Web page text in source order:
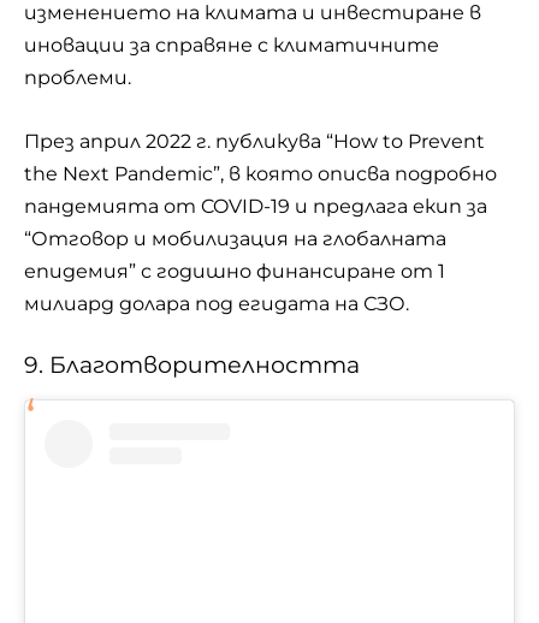
изменението на климата и инвестиране в
иновации за справяне с климатичните
проблеми.
През април 2022 г. публикува “How to Prevent
the Next Pandemic”, в която описва подробно
пандемията от COVID-19 и предлага екип за
“Отговор и мобилизация на глобалната
епидемия” с годишно финансиране от 1
милиард долара ​​под егидата на СЗО.
9. Благотворителността